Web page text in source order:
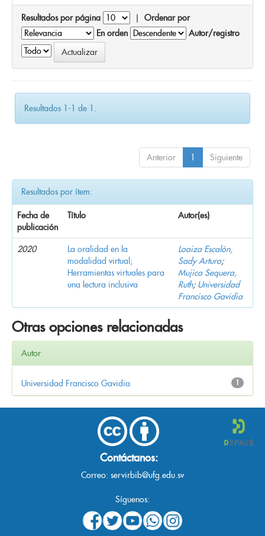
Resultados por página | Ordenar por
En orden
Autor/registro
Resultados 1-1 de 1.
Anterior 1 Siguiente
Resultados por ítem:
Fecha de
publicación
Título Autor(es)
2020
La oralidad en la
modalidad virtual;
Herramientas virtuales para
una lectura inclusiva
Loaiza Escalón,
Sady Arturo;
Mujica Sequera,
Ruth; Universidad
Francisco Gavidia
Otras opciones relacionadas
Autor
1
Universidad Francisco Gavidia
Contáctanos:
Correo: servirbib@ufg.edu.sv
Síguenos: